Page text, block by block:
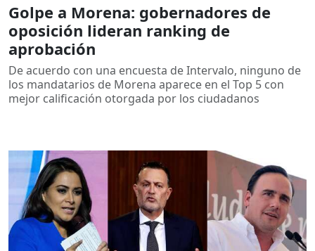
Golpe a Morena: gobernadores de
oposición lideran ranking de
aprobación
De acuerdo con una encuesta de Intervalo, ninguno de
los mandatarios de Morena aparece en el Top 5 con
mejor calificación otorgada por los ciudadanos